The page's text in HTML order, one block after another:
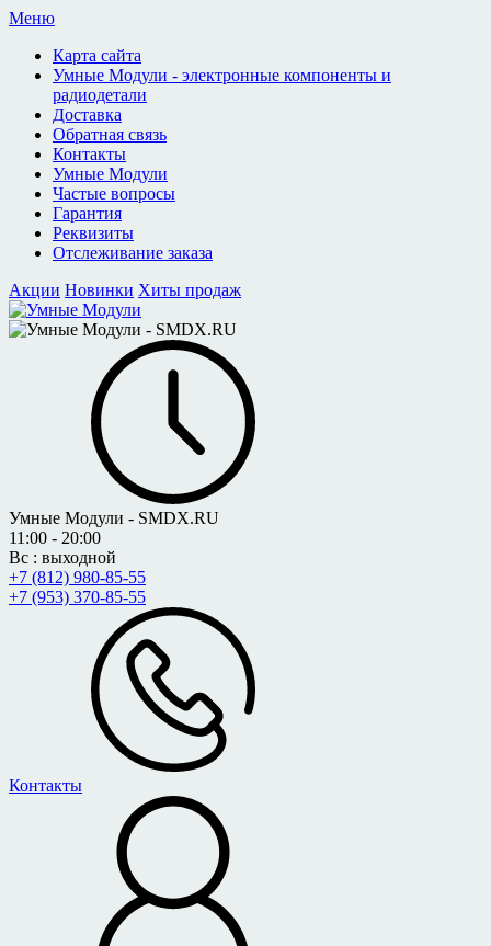
Меню
Карта сайта
Умные Модули - электронные компоненты и
радиодетали
Доставка
Обратная связь
Контакты
Умные Модули
Частые вопросы
Гарантия
Реквизиты
Отслеживание заказа
Акции Новинки Хиты продаж
Умные Модули - SMDX.RU
11:00 - 20:00
Вс : выходной
+7 (812) 980-85-55
+7 (953) 370-85-55
Контакты